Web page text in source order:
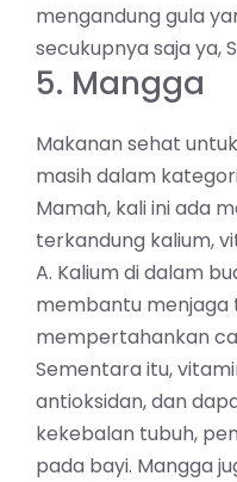
mengandung gula
secukupnya saja ya,
5. Mangga
Makanan sehat
masih dalam
Mamah, kali ini ada
terkandung kalium,
A. Kalium di dalam
membantu menjaga
mempertahankan
Sementara itu,
antioksidan, dan
kekebalan tubuh,
pada bayi. Mangga